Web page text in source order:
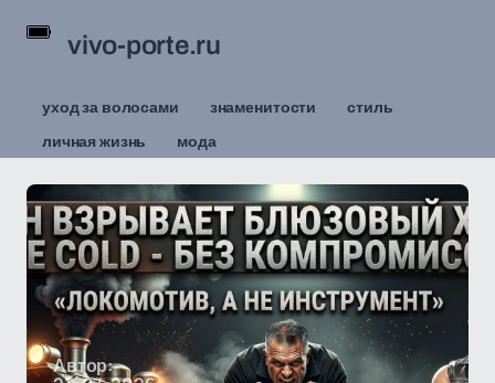
vivo-porte.ru
уход за волосами знаменитости
стиль
личная жизнь
мода
Автор: